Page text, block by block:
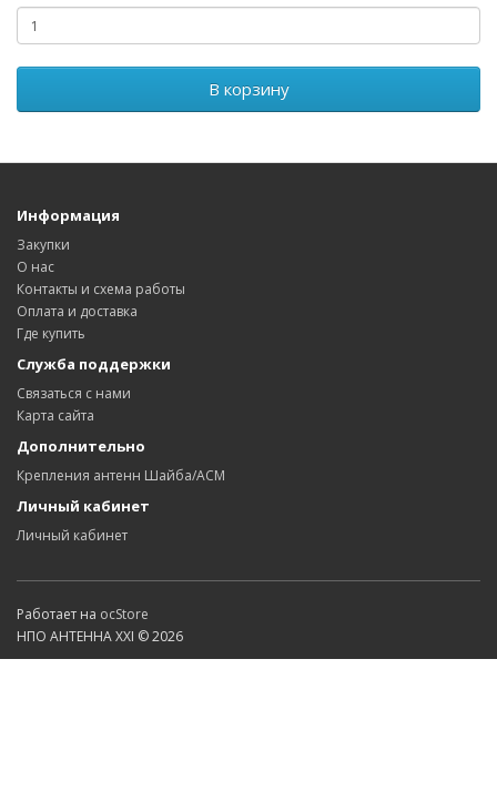
В корзину
Информация
Закупки
О нас
Контакты и схема работы
Оплата и доставка
Где купить
Служба поддержки
Связаться с нами
Карта сайта
Дополнительно
Крепления антенн Шайба/АСМ
Личный кабинет
Личный кабинет
Работает на ocStore
НПО АНТЕННА XXI © 2026